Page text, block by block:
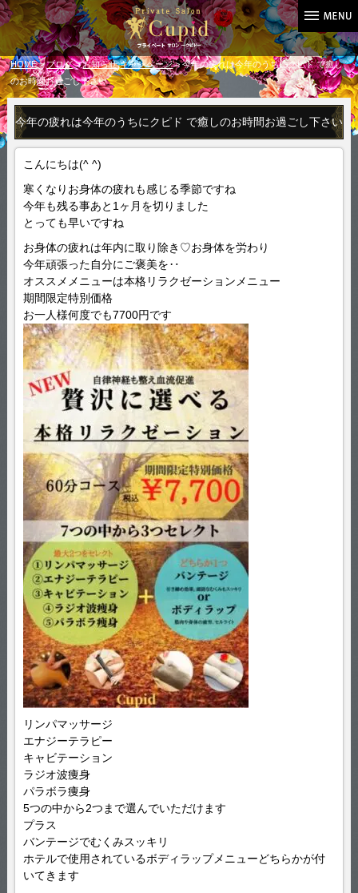
HOME>ブログ>お知らせ,キャンペーン> 今年の疲れは今年のうちにクピド で癒し
のお時間お過ごし下さい
今年の疲れは今年のうちにクピド で癒しのお時間お過ごし下さい
こんにちは(^ ^)
寒くなりお身体の疲れも感じる季節ですね
今年も残る事あと1ヶ月を切りました
とっても早いですね
お身体の疲れは年内に取り除き♡お身体を労わり
今年頑張った自分にご褒美を‥
オススメメニューは本格リラクゼーションメニュー
期間限定特別価格
お一人様何度でも7700円です
リンパマッサージ
エナジーテラピー
キャビテーション
ラジオ波痩身
パラボラ痩身
5つの中から2つまで選んでいただけます
プラス
バンテージでむくみスッキリ
ホテルで使用されているボディラップメニューどちらかが付
いてきます